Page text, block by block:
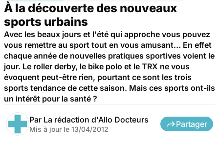
À la découverte des nouveaux
sports urbains
Avec les beaux jours et l'été qui approche vous pouvez
vous remettre au sport tout en vous amusant… En effet
chaque année de nouvelles pratiques sportives voient le
jour. Le roller derby, le bike polo et le TRX ne vous
évoquent peut-être rien, pourtant ce sont les trois
sports tendance de cette saison. Mais ces sports ont-ils
un intérêt pour la santé ?
Par La rédaction d'Allo Docteurs
Mis à jour le 13/04/2012
Partager